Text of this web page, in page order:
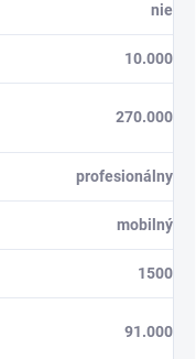
nie
10.000
270.000
profesionálny
mobilný
1500
91.000